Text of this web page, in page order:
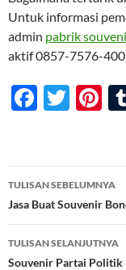
Untuk informasi
admin pabrik
aktif 0857-7576-
F
b
o
o
k
T
er
Pi
es
t
Navigasi
Tulisan
TULISAN SEBELUMNYA
Jasa Buat Souvenir
TULISAN SELANJUTNYA
Souvenir Partai Politik